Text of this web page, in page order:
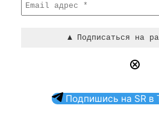
Подпишись на SR в